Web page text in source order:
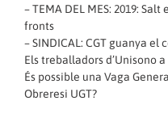
– TEMA DEL MES: 2019:
fronts
– SINDICAL: CGT guanya
Els treballadors d’Unisono
És possible una Vaga
Obreresi UGT?